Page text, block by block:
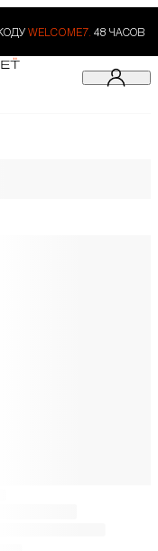
WELCOME7. 48 ЧАСОВ